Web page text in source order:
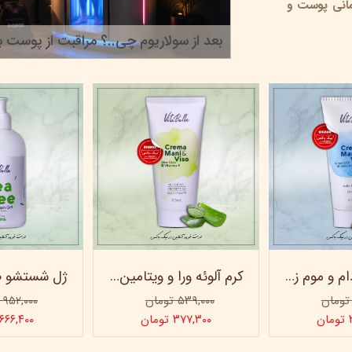
بعد از سولاریوم چی..؟ مراقبت از پوست
پوست و
۹۵۲,۰۰۰ تومان
۶۶۶,۴۰۰
کرم آلوئه ورا و ویتامین e ویتابلا
۵۳۹,۰۰۰ تومان
۳۷۷,۳۰۰ تومان
کرم روغن بادام و موم زنبور عسل ویتابلا - 60 میلی لیتر